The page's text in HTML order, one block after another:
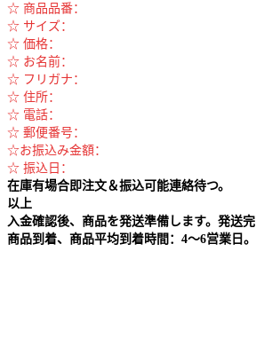
☆ 商品品番：
☆ サイズ：
☆ 価格：
☆ お名前：
☆ フリガナ：
☆ 住所：
☆ 電話：
☆ 郵便番号：
☆お振込み金額：
☆ 振込日：
在庫有場合即注文＆振込可能連絡待つ。
以上
入金確認後、商品を発送準備します。発送
商品到着、商品平均到着時間：4～6営業日。